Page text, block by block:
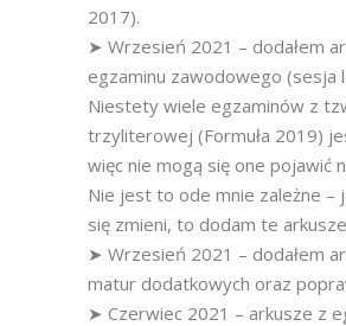
2017).
➤ Wrzesień 2021 – dodałem
egzaminu zawodowego (sesja
Niestety wiele egzaminów z
trzyliterowej (Formuła 2019)
więc nie mogą się one pojawić
Nie jest to ode mnie zależne –
się zmieni, to dodam te
➤ Wrzesień 2021 – dodałem
matur dodatkowych oraz
➤ Czerwiec 2021 – arkusze z